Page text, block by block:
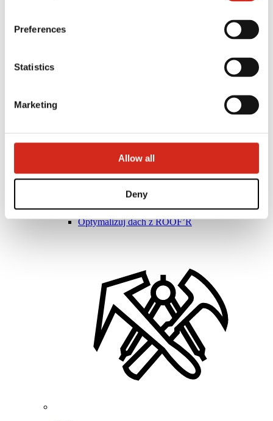
Preferences
Statistics
Marketing
Allow all
Deny
Strefa klienta – eProfil
Pliki do pobrania
Oferta marketingowa
Program BP2 50:50
Optymalizuj dach z ROOF’R